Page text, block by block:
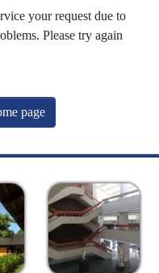
your request due to
Please try again
page